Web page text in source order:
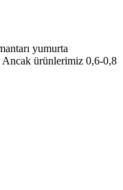
yumurta
Ancak ürünlerimiz 0,6-0,8